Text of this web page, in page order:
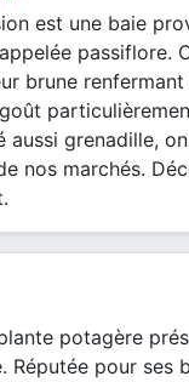
est une baie
passiflore.
brune renfermant
aussi grenadille,
nos marchés.
potagère
Réputée pour ses